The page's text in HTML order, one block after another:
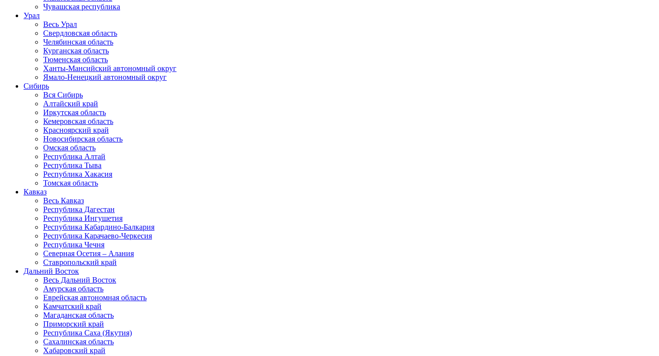
Чувашская республика
Урал
Весь Урал
Свердловская область
Челябинская область
Курганская область
Тюменская область
Ханты-Мансийский автономный округ
Ямало-Ненецкий автономный округ
Сибирь
Вся Сибирь
Алтайский край
Иркутская область
Кемеровская область
Красноярский край
Новосибирская область
Омская область
Республика Алтай
Республика Тыва
Республика Хакасия
Томская область
Кавказ
Весь Кавказ
Республика Дагестан
Республика Ингушетия
Республика Кабардино-Балкария
Республика Карачаево-Черкесия
Республика Чечня
Северная Осетия – Алания
Ставропольский край
Дальний Восток
Весь Дальний Восток
Амурская область
Еврейская автономная область
Камчатский край
Магаданская область
Приморский край
Республика Саха (Якутия)
Сахалинская область
Хабаровский край